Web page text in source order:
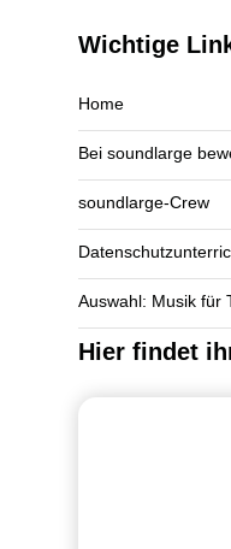
Wichtige
Home
Bei soundlarge
soundlarge-Crew
Auswahl: Musik für
Hier findet